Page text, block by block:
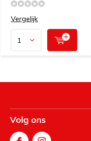
Vergelijk
Volg ons